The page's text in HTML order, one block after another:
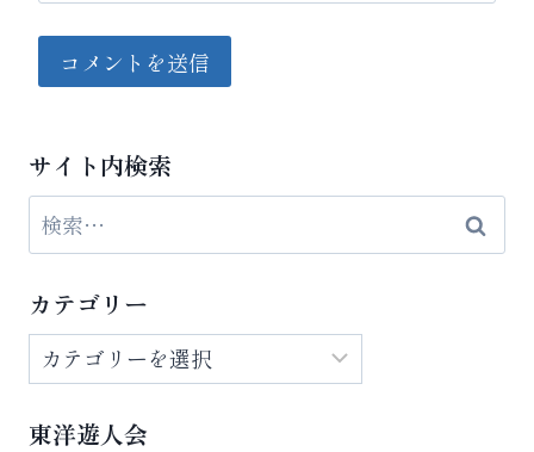
サイト内検索
検
索:
カテゴリー
カ
テ
ゴ
東洋遊人会